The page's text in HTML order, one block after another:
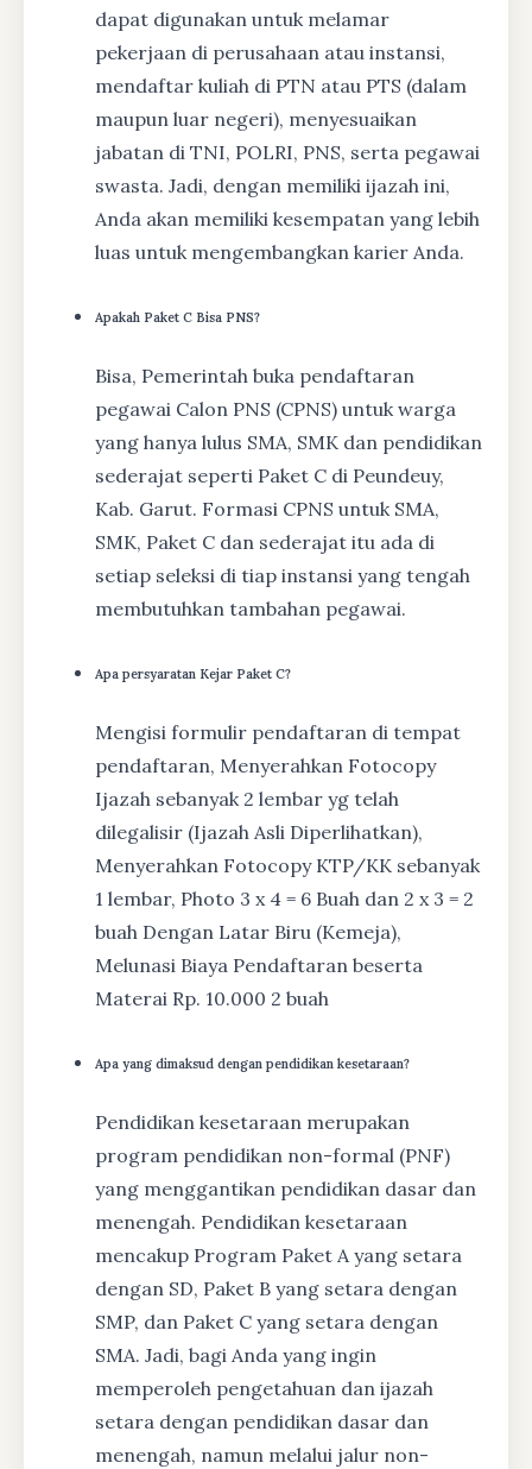
dapat digunakan untuk melamar
pekerjaan di perusahaan atau instansi,
mendaftar kuliah di PTN atau PTS (dalam
maupun luar negeri), menyesuaikan
jabatan di TNI, POLRI, PNS, serta pegawai
swasta. Jadi, dengan memiliki ijazah ini,
Anda akan memiliki kesempatan yang lebih
luas untuk mengembangkan karier Anda.
Apakah Paket C Bisa PNS?
Bisa, Pemerintah buka pendaftaran
pegawai Calon PNS (CPNS) untuk warga
yang hanya lulus SMA, SMK dan pendidikan
sederajat seperti Paket C di Peundeuy,
Kab. Garut. Formasi CPNS untuk SMA,
SMK, Paket C dan sederajat itu ada di
setiap seleksi di tiap instansi yang tengah
membutuhkan tambahan pegawai.
Apa persyaratan Kejar Paket C?
Mengisi formulir pendaftaran di tempat
pendaftaran, Menyerahkan Fotocopy
Ijazah sebanyak 2 lembar yg telah
dilegalisir (Ijazah Asli Diperlihatkan),
Menyerahkan Fotocopy KTP/KK sebanyak
1 lembar, Photo 3 x 4 = 6 Buah dan 2 x 3 = 2
buah Dengan Latar Biru (Kemeja),
Melunasi Biaya Pendaftaran beserta
Materai Rp. 10.000 2 buah
Apa yang dimaksud dengan pendidikan kesetaraan?
Pendidikan kesetaraan merupakan
program pendidikan non-formal (PNF)
yang menggantikan pendidikan dasar dan
menengah. Pendidikan kesetaraan
mencakup Program Paket A yang setara
dengan SD, Paket B yang setara dengan
SMP, dan Paket C yang setara dengan
SMA. Jadi, bagi Anda yang ingin
memperoleh pengetahuan dan ijazah
setara dengan pendidikan dasar dan
menengah, namun melalui jalur non-